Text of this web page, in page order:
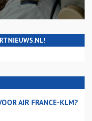
AIR FRANCE-KLM?